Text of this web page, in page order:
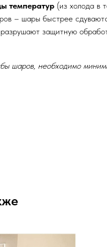
температур (из холода в
– шары быстрее
защитную
шаров, необходимо